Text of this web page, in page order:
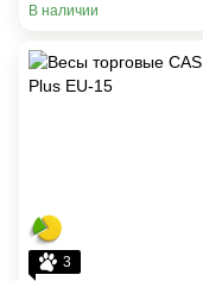
В наличии
3